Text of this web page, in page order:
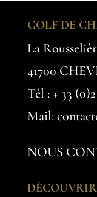
GOLF DE
La
41700
Tél :+ 33
Mail:
NOUS
DÉCOUVRIR